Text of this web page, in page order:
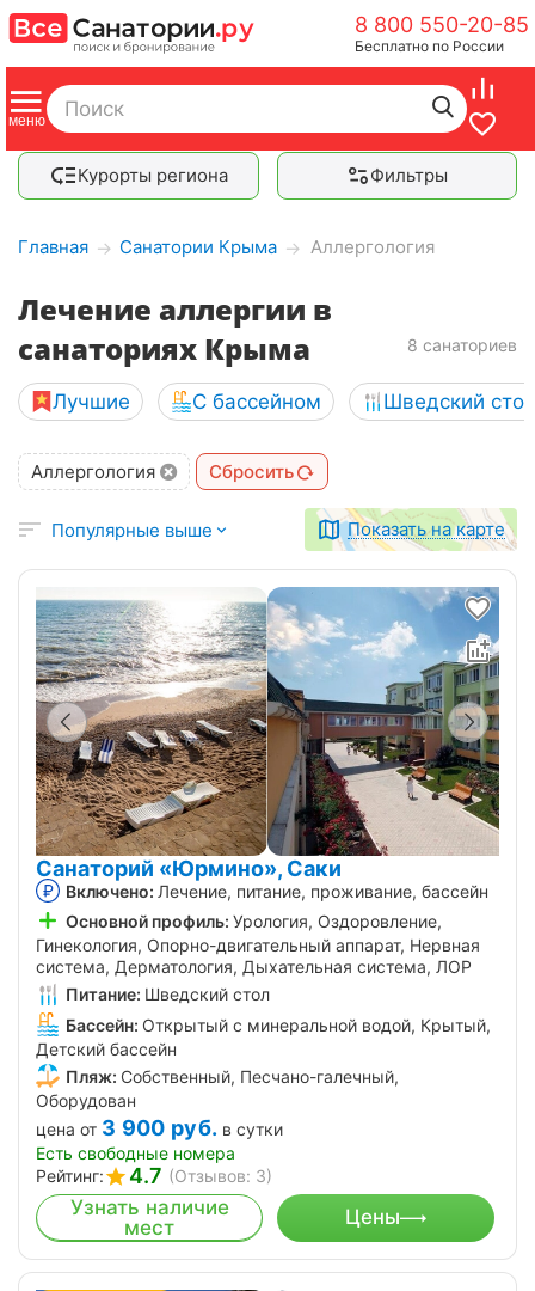
8 800 550-20-85
Бесплатно по России
Курорты региона Фильтры
Главная → Санатории Крыма → Аллергология
Лечение аллергии в
санаториях Крыма
8 санаториев
Лучшие С бассейном Шведский стол
Аллергология Сбросить
Популярные выше Показать на карте
Санаторий «Юрмино», Саки
Включено: Лечение, питание, проживание, бассейн
Основной профиль: Урология, Оздоровление,
Гинекология, Опорно-двигательный аппарат, Нервная
система, Дерматология, Дыхательная система, ЛОР
Питание: Шведский стол
Бассейн: Открытый с минеральной водой, Крытый,
Детский бассейн
Пляж: Собственный, Песчано-галечный,
Оборудован
цена от 3 900 руб. в сутки
Есть свободные номера
Рейтинг:
4.7 (Отзывов: 3)
Узнать наличие
мест
Цены